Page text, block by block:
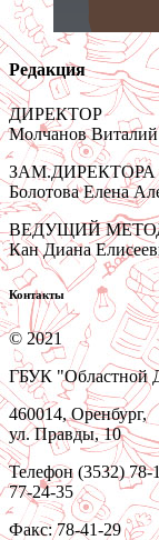
Редакция
ДИРЕКТОР
Молчанов
ЗАМ.ДИРЕКТОРА
Болотова Елена
ВЕДУЩИЙ
Кан Диана
Контакты
© 2021
ГБУК "Областной
460014, Оренбург,
ул. Правды, 10
Телефон (3532) 78-
77-24-35
Факс: 78-41-29